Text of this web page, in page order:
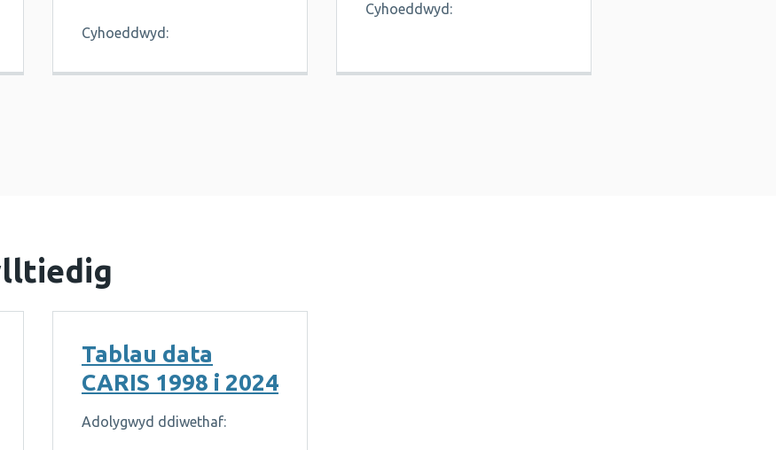
Cyhoeddwyd:
Cyhoeddwyd:
Tablau data
CARIS 1998 i 2024
Adolygwyd ddiwethaf: